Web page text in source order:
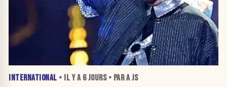
INTERNATIONAL • IL Y A 6 JOURS• PAR A JS